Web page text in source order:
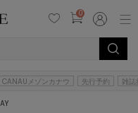
0
メゾンカナウ 先行予約 雑誌